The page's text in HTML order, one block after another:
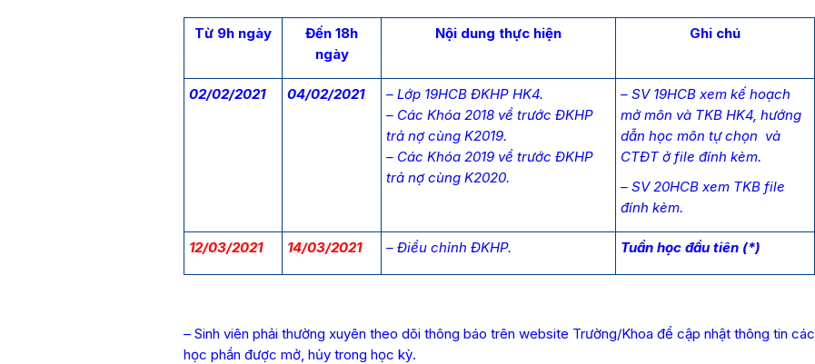
Từ 9h ngày
Đến 18h
ngày
Nội dung thực hiện Ghi chú
02/02/2021 04/02/2021
– Lớp 19HCB ĐKHP HK4.
– Các Khóa 2018 về trước ĐKHP
trả nợ cùng K2019.
– Các Khóa 2019 về trước ĐKHP
trả nợ cùng K2020.
– SV 19HCB xem kế hoạch
mở môn và TKB HK4, hướng
dẫn học môn tự chọn và
CTĐT ở file đính kèm.
– SV 20HCB xem TKB file
đính kèm.
12/03/2021 14/03/2021 – Điều chỉnh ĐKHP. Tuần học đầu tiên (*)
– Sinh viên phải thường xuyên theo dõi thông báo trên website Trường/Khoa để cập nhật thông tin các
học phần được mở, hủy trong học kỳ.